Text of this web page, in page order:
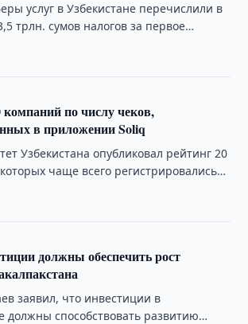
услуг в Узбекистане перечислили в
трлн. сумов налогов за первое
по числу чеков,
в приложении Soliq
Узбекистана опубликовал рейтинг 20
чаще всего регистрировались
должны обеспечить рост
заявил, что инвестиции в
должны способствовать развитию